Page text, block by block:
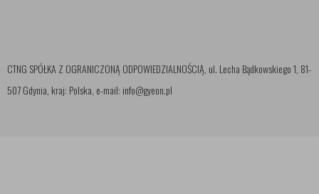
CTNG SPÓŁKA Z OGRANICZONĄ ODPOWIEDZIALNOŚCIĄ, ul. Lecha Bądkowskiego 1, 81-
507 Gdynia, kraj: Polska, e-mail: info@gyeon.pl